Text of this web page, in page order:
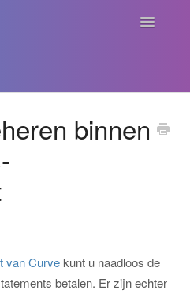
Navigatie
Creators
Labels
binnen
van Curve kunt u naadloos de
betalen. Er zijn echter